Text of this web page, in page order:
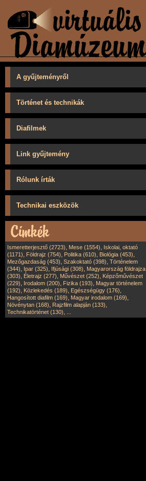
A gyűjteményről
Történet és technikák
Diafilmek
Link gyűjtemény
Rólunk írták
Technikai eszközök
Ismeretterjesztő (2723), Mese (1554), Iskolai, oktató
(1171), Földrajz (754), Politika (610), Biológia (453),
Mezőgazdaság (453), Szakoktató (398), Történelem
(344), Ipar (325), Ifjúsági (308), Magyarország földrajza
(303), Életrajz (277), Művészet (252), Képzőművészet
(229), Irodalom (200), Fizika (193), Magyar történelem
(192), Közlekedés (189), Egészségügy (176),
Hangosított diafilm (169), Magyar irodalom (169),
Növénytan (168), Rajzfilm alapján (133),
Technikatörténet (130),